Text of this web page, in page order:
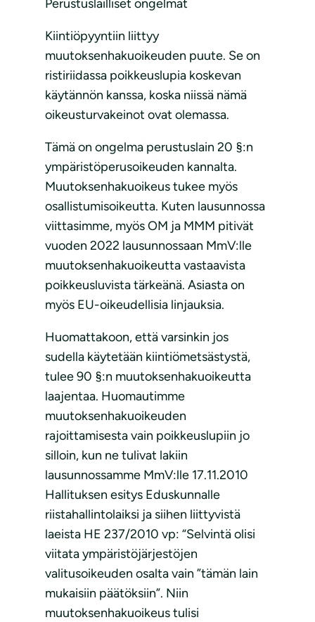
Perustuslailliset ongelmat
Kiintiöpyyntiin liittyy
muutoksenhakuoikeuden puute. Se on
ristiriidassa poikkeuslupia koskevan
käytännön kanssa, koska niissä nämä
oikeusturvakeinot ovat olemassa.
Tämä on ongelma perustuslain 20 §:n
ympäristöperusoikeuden kannalta.
Muutoksenhakuoikeus tukee myös
osallistumisoikeutta. Kuten lausunnossa
viittasimme, myös OM ja MMM pitivät
vuoden 2022 lausunnossaan MmV:lle
muutoksenhakuoikeutta vastaavista
poikkeusluvista tärkeänä. Asiasta on
myös EU-oikeudellisia linjauksia.
Huomattakoon, että varsinkin jos
sudella käytetään kiintiömetsästystä,
tulee 90 §:n muutoksenhakuoikeutta
laajentaa. Huomautimme
muutoksenhakuoikeuden
rajoittamisesta vain poikkeuslupiin jo
silloin, kun ne tulivat lakiin
lausunnossamme MmV:lle 17.11.2010
Hallituksen esitys Eduskunnalle
riistahallintolaiksi ja siihen liittyvistä
laeista HE 237/2010 vp: “Selvintä olisi
viitata ympäristöjärjestöjen
valitusoikeuden osalta vain ”tämän lain
mukaisiin päätöksiin”. Niin
muutoksenhakuoikeus tulisi